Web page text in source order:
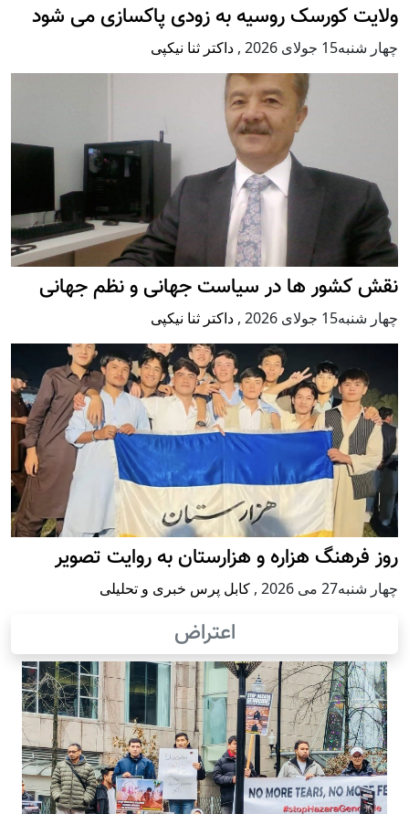
ولایت کورسک روسیه به زودی پاکسازی می شود
چهار شنبه15 جولای 2026 , داکتر ثنا نیکپی
نقش کشور ها در سیاست جهانی و نظم جهانی
چهار شنبه15 جولای 2026 , داکتر ثنا نیکپی
روز فرهنگ هزاره و هزارستان به روایت تصویر
چهار شنبه27 می 2026 , کابل پرس خبری و تحلیلی
اعتراض